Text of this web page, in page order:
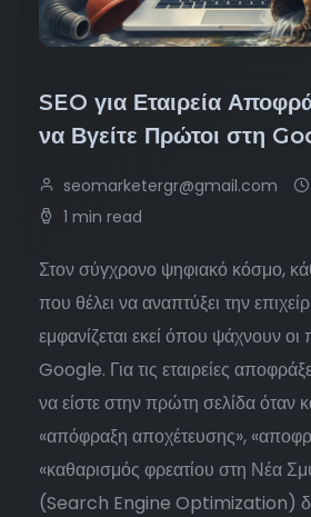
SEO για Εταιρεία
να Βγείτε Πρώτοι στη
seomarketergr@gmail.com
1 min read
Στον σύγχρονο ψηφιακό κόσμο,
που θέλει να αναπτύξει την
εμφανίζεται εκεί όπου ψάχνουν οι
Google. Για τις εταιρείες
να είστε στην πρώτη σελίδα όταν
«απόφραξη αποχέτευσης»,
«καθαρισμός φρεατίου στη Νέα
(Search Engine Optimization)